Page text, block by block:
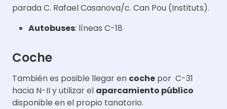
parada C. Rafael Casanova/c. Can Pou (Instituts).
Autobuses: líneas C-18
Coche
También es posible llegar en coche por C-31
hacia N-II y utilizar el aparcamiento público
disponible en el propio tanatorio.